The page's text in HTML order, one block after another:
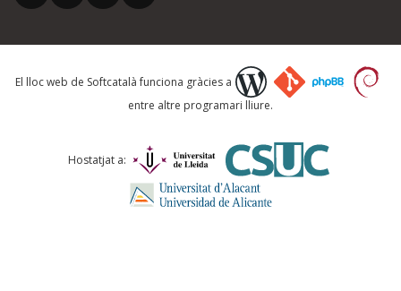
El lloc web de Softcatalà funciona gràcies a
entre altre programari lliure.
Hostatjat a: